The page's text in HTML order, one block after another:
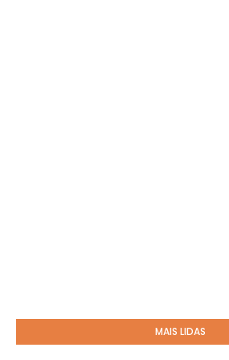
MAIS LIDAS